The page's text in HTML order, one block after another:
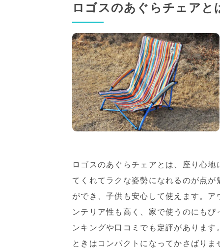
ロゴスのあぐらチェアと
ロゴスのあぐらチェアとは、座り心
てくれてラクな姿勢になれるのが点
ができ、子供も安心して使えます。
ンテリア性も高く、家で使うのにも
ンキングや口コミでも定評がありま
ときはコンパクトになってかさばり